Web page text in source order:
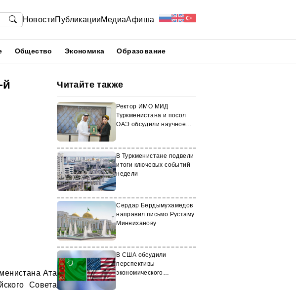
НовостиПубликацииМедиаАфиша
Общество Экономика Образование
й
Ата
Совета
Читайте также
Ректор ИМО МИД
Туркменистана и посол
ОАЭ обсудили научное
В Туркменистане подвели
итоги ключевых событий
недели
Сердар Бердымухамедов
направил письмо Рустаму
Минниханову
В США обсудили
перспективы
экономического